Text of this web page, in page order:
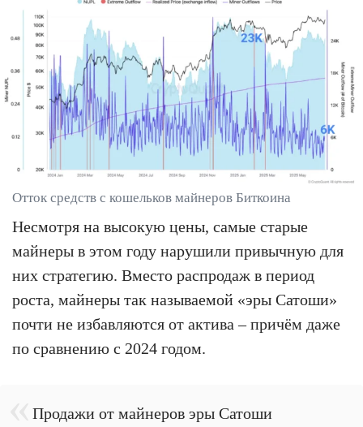
Отток средств с кошельков майнеров Биткоина
Несмотря на высокую цены, самые старые
майнеры в этом году нарушили привычную для
них стратегию. Вместо распродаж в период
роста, майнеры так называемой «эры Сатоши»
почти не избавляются от актива – причём даже
по сравнению с 2024 годом.
Продажи от майнеров эры Сатоши